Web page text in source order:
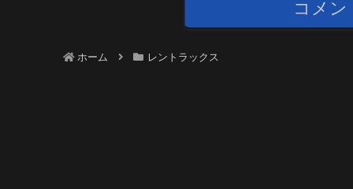
コメン
ホーム レントラックス